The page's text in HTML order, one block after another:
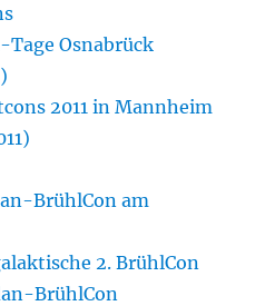
Tage Osnabrück
2011 in Mannheim
BrühlCon am
2. BrühlCon
BrühlCon